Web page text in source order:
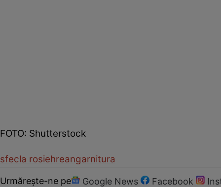
FOTO: Shutterstock
sfecla rosiehreangarnitura
Urmărește-ne pe Google News Facebook